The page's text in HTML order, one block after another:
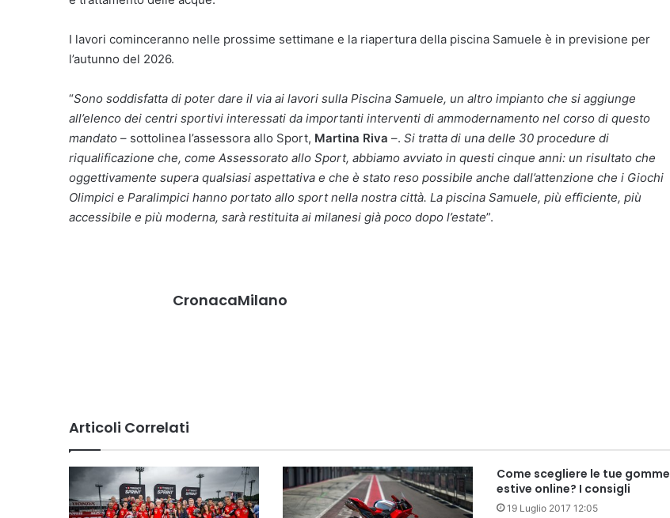
I lavori cominceranno nelle prossime settimane e la riapertura della piscina Samuele è in previsione per
l’autunno del 2026.
“Sono soddisfatta di poter dare il via ai lavori sulla Piscina Samuele, un altro impianto che si aggiunge
all’elenco dei centri sportivi interessati da importanti interventi di ammodernamento nel corso di questo
mandato – sottolinea l’assessora allo Sport, Martina Riva –. Si tratta di una delle 30 procedure di
riqualificazione che, come Assessorato allo Sport, abbiamo avviato in questi cinque anni: un risultato che
oggettivamente supera qualsiasi aspettativa e che è stato reso possibile anche dall’attenzione che i Giochi
Olimpici e Paralimpici hanno portato allo sport nella nostra città. La piscina Samuele, più efficiente, più
accessibile e più moderna, sarà restituita ai milanesi già poco dopo l’estate”.
CronacaMilano
Articoli Correlati
Come scegliere le tue gomme
estive online? I consigli
19 Luglio 2017 12:05